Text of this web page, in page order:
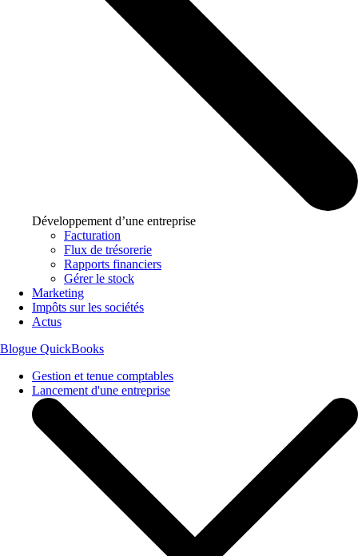
Développement d’une entreprise
Facturation
Flux de trésorerie
Rapports financiers
Gérer le stock
Marketing
Impôts sur les sociétés
Actus
Blogue QuickBooks
Gestion et tenue comptables
Lancement d'une entreprise